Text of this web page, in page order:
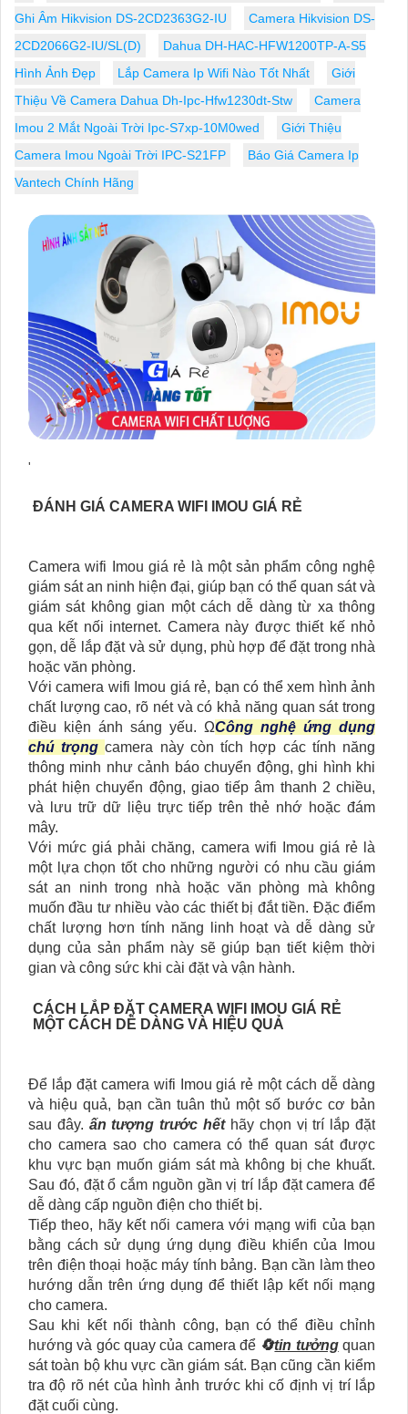
Ghi Âm Hikvision DS-2CD2363G2-IU
Camera Hikvision DS-
2CD2066G2-IU/SL(D)
Dahua DH-HAC-HFW1200TP-A-S5
Hình Ảnh Đẹp
Lắp Camera Ip Wifi Nào Tốt Nhất
Giới
Thiệu Về Camera Dahua Dh-Ipc-Hfw1230dt-Stw
Camera
Imou 2 Mắt Ngoài Trời Ipc-S7xp-10M0wed
Giới Thiệu
Camera Imou Ngoài Trời IPC-S21FP
Báo Giá Camera Ip
Vantech Chính Hãng
'
ĐÁNH GIÁ CAMERA WIFI IMOU GIÁ RẺ
Camera wifi Imou giá rẻ là một sản phẩm công nghệ
giám sát an ninh hiện đại, giúp bạn có thể quan sát và
giám sát không gian một cách dễ dàng từ xa thông
qua kết nối internet. Camera này được thiết kế nhỏ
gọn, dễ lắp đặt và sử dụng, phù hợp để đặt trong nhà
hoặc văn phòng.
Với camera wifi Imou giá rẻ, bạn có thể xem hình ảnh
chất lượng cao, rõ nét và có khả năng quan sát trong
điều kiện ánh sáng yếu. ΩCông nghệ ứng dụng
chú trọngcamera này còn tích hợp các tính năng
thông minh như cảnh báo chuyển động, ghi hình khi
phát hiện chuyển động, giao tiếp âm thanh 2 chiều,
và lưu trữ dữ liệu trực tiếp trên thẻ nhớ hoặc đám
mây.
Với mức giá phải chăng, camera wifi Imou giá rẻ là
một lựa chọn tốt cho những người có nhu cầu giám
sát an ninh trong nhà hoặc văn phòng mà không
muốn đầu tư nhiều vào các thiết bị đắt tiền. Đặc điểm
chất lượng hơn tính năng linh hoạt và dễ dàng sử
dụng của sản phẩm này sẽ giúp bạn tiết kiệm thời
gian và công sức khi cài đặt và vận hành.
CÁCH LẮP ĐẶT CAMERA WIFI IMOU GIÁ RẺ
MỘT CÁCH DỄ DÀNG VÀ HIỆU QUẢ
Để lắp đặt camera wifi Imou giá rẻ một cách dễ dàng
và hiệu quả, bạn cần tuân thủ một số bước cơ bản
sau đây. ấn tượng trước hết hãy chọn vị trí lắp đặt
cho camera sao cho camera có thể quan sát được
khu vực bạn muốn giám sát mà không bị che khuất.
Sau đó, đặt ổ cắm nguồn gần vị trí lắp đặt camera để
dễ dàng cấp nguồn điện cho thiết bị.
Tiếp theo, hãy kết nối camera với mạng wifi của bạn
bằng cách sử dụng ứng dụng điều khiển của Imou
trên điện thoại hoặc máy tính bảng. Bạn cần làm theo
hướng dẫn trên ứng dụng để thiết lập kết nối mạng
cho camera.
Sau khi kết nối thành công, bạn có thể điều chỉnh
hướng và góc quay của camera để 🔄tin tưởng quan
sát toàn bộ khu vực cần giám sát. Bạn cũng cần kiểm
tra độ rõ nét của hình ảnh trước khi cố định vị trí lắp
đặt cuối cùng.